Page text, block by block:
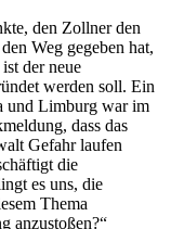
den Zollner den
Weg gegeben hat,
der neue
werden soll. Ein
und Limburg war im
dass das
Gefahr laufen
die
es uns, die
Thema
anzustoßen?“